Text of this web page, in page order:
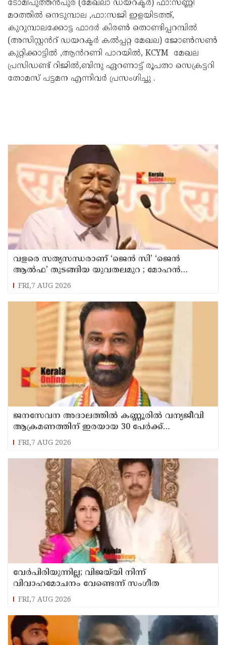
ടോമിപുത്തൻപുര (മേഖലാ ഡയറക്ടർ) ഫാ:സണ്ണി
മഠത്തിൽ നെടുമ്പാല ,ഫാ:സജി ഇളയിടത്ത്,
കുറുമ്പാലക്കോട്ട ഫാദർ കിരൺ തൊണ്ടിപ്പറമ്പിൽ
(അസിസ്റ്റൻറ് ഡയറക്ടർ കൽപ്പറ്റ മേഖല) ജോൺസൺ
കുറ്റിക്കാട്ടിൽ ,ആൻറണി പാറയിൽ, KCYM മേഖല
പ്രസിഡണ്ട് റിജിൽ,ബിനു ഏറണാട്ട് രൂപതാ സെക്രട്ടറി
തോമസ് പട്ടമന എന്നിവർ പ്രസംഗിച്ചു .
വളരെ സത്യസന്ധരാണ് ‘ജെൻ സി’ ‘ജെൻ
ആൽഫ’ തുടങ്ങിയ യുവതലമുറ ; മോഹൻ
ഭാഗവത്
FRI,7 AUG 2026
ജനസേവന അദാലത്തിൽ കണ്ണൂരിൽ വന്യജീവി
ആക്രമണത്തിന് ഇരയായ 30 പേർക്ക്
സഹായധനം അനുവദിച്ചു
FRI,7 AUG 2026
വേർപിരിയുന്നില്ല; വിജയ്‍യി നിന്ന്
വിവാഹമോചനം വേണ്ടെന്ന് സംഗീത
FRI,7 AUG 2026